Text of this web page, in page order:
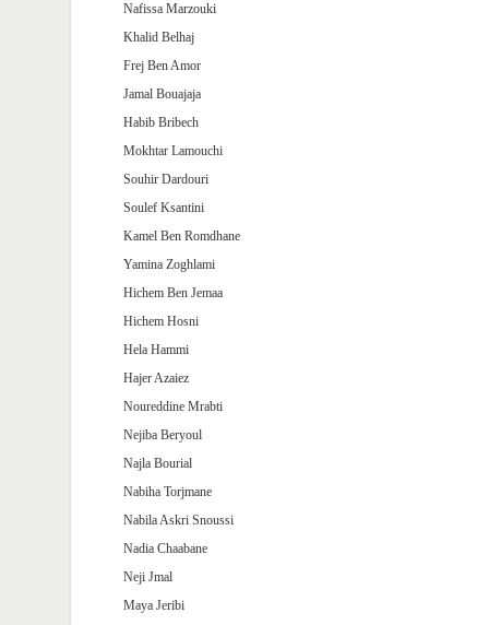
Nafissa Marzouki
Khalid Belhaj
Frej Ben Amor
Jamal Bouajaja
Habib Bribech
Mokhtar Lamouchi
Souhir Dardouri
Soulef Ksantini
Kamel Ben Romdhane
Yamina Zoghlami
Hichem Ben Jemaa
Hichem Hosni
Hela Hammi
Hajer Azaiez
Noureddine Mrabti
Nejiba Beryoul
Najla Bourial
Nabiha Torjmane
Nabila Askri Snoussi
Nadia Chaabane
Neji Jmal
Maya Jeribi